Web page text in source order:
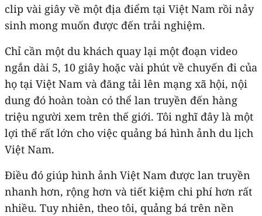
clip vài giây về một địa điểm tại Việt Nam rồi nảy
sinh mong muốn được đến trải nghiệm.
Chỉ cần một du khách quay lại một đoạn video
ngắn dài 5, 10 giây hoặc vài phút về chuyến đi của
họ tại Việt Nam và đăng tải lên mạng xã hội, nội
dung đó hoàn toàn có thể lan truyền đến hàng
triệu người xem trên thế giới. Tôi nghĩ đây là một
lợi thế rất lớn cho việc quảng bá hình ảnh du lịch
Việt Nam.
Điều đó giúp hình ảnh Việt Nam được lan truyền
nhanh hơn, rộng hơn và tiết kiệm chi phí hơn rất
nhiều. Tuy nhiên, theo tôi, quảng bá trên nền